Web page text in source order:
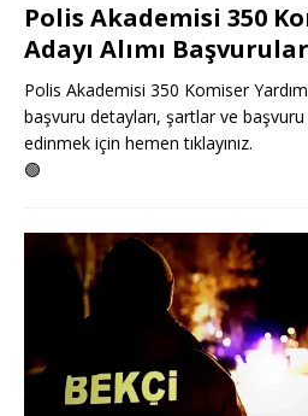
Polis Akademisi 350
Adayı Alımı
Polis Akademisi 350 Komiser
başvuru detayları, şartlar ve başvuru
edinmek için hemen tıklayınız.
🟢